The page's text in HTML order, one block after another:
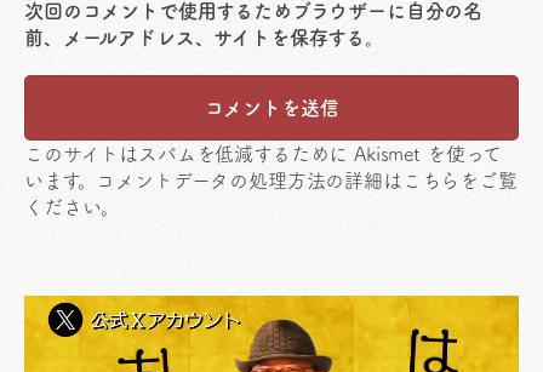
次回のコメントで使用するためブラウザーに自分の名
前、メールアドレス、サイトを保存する。
このサイトはスパムを低減するために Akismet を使って
います。
コメントデータの処理方法の詳細はこちらをご覧
ください。